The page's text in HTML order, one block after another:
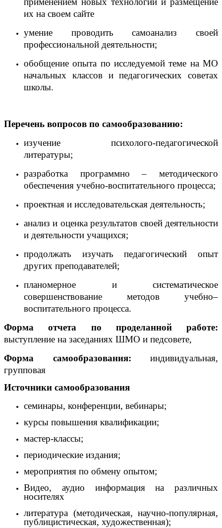
их на своем сайте
умение проводить самоанализ своей
профессиональной деятельности;
обобщение опыта по исследуемой теме на МО
начальных классов и педагогических советах
школы.
Перечень вопросов по самообразованию:
изучение психолого-педагогической
литературы;
разработка программно – методического
обеспечения учебно-воспитательного процесса;
проектная и исследовательская деятельность;
анализ и оценка результатов своей деятельности
и деятельности учащихся;
продолжать изучать педагогический опыт
других преподавателей;
планомерное и систематическое
совершенствование методов учебно–
воспитательного процесса.
Форма отчета по проделанной работе:
выступление на заседаниях ШМО и педсовете,
Форма самообразования: индивидуальная,
групповая
Источники самообразования
семинары, конференции, вебинары;
курсы повышения квалификации;
мастер-классы;
периодические издания;
мероприятия по обмену опытом;
Видео, аудио информация на различных
носителях
литература (методическая, научно-популярная,
публицистическая, художественная);